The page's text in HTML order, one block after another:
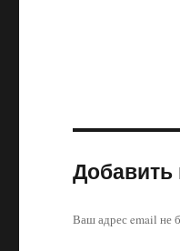
Ваш адрес email не